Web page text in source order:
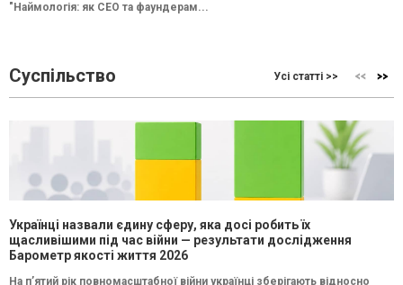
"Наймологія: як СEO та фаундерам...
Суспільство Усі статті >>
Українці назвали єдину сферу, яка досі робить їх
щасливішими під час війни — результати дослідження
Барометр якості життя 2026
На п’ятий рік повномасштабної війни українці зберігають відносно